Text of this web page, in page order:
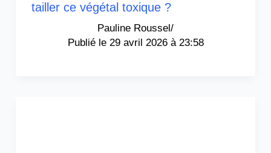
tailler ce végétal toxique ?
Pauline Roussel/
29 avril 2026 à 23:58